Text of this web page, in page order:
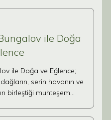
ile Doğa
ile Doğa ve Eğlence;
serin havanın ve
birleştiği muhteşem…